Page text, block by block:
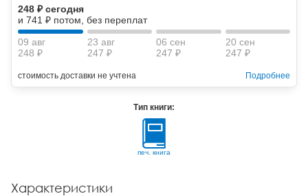
248 ₽ сегодня
и 741 ₽ потом, без переплат
09 авг
248 ₽
23 авг
247 ₽
06 сен
247 ₽
20 сен
247 ₽
стоимость доставки не учтена Подробнее
Тип книги:
печ. книга
Характеристики